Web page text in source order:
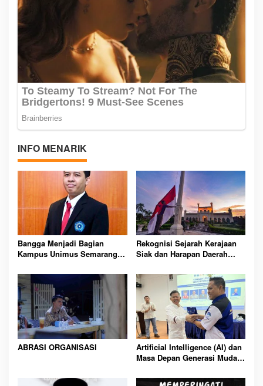
INFO MENARIK
Bangga Menjadi Bagian
Kampus Unimus Semarang:
Rekognisi Sejarah Kerajaan
Siak dan Harapan Daerah
ABRASI ORGANISASI
Artificial Intelligence (AI) dan
Masa Depan Generasi Muda